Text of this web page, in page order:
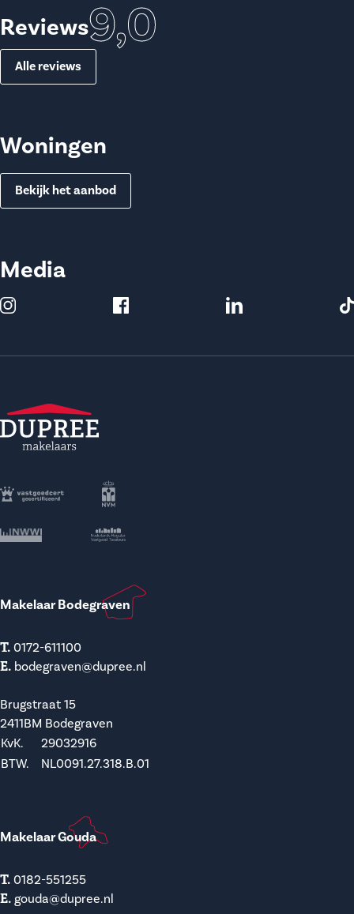
Reviews9,0
Alle reviews
Woningen
Bekijk het aanbod
Media
Makelaar Bodegraven
T. 0172-611100
E. bodegraven@dupree.nl
Brugstraat 15
2411BM Bodegraven
KvK.
29032916
BTW.
NL0091.27.318.B.01
Makelaar Gouda
T. 0182-551255
E. gouda@dupree.nl